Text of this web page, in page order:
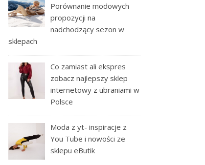
Porównanie modowych
propozycji na
nadchodzący sezon w
sklepach
Co zamiast ali ekspres
zobacz najlepszy sklep
internetowy z ubraniami w
Polsce
Moda z yt- inspiracje z
You Tube i nowości ze
sklepu eButik